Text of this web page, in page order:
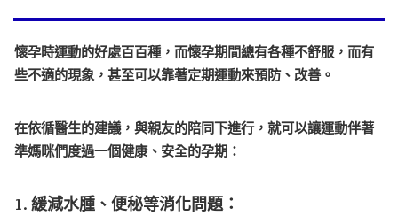
懷孕時運動的好處百百種，而懷孕期間總有各種不舒服，而有
些不適的現象，甚至可以靠著定期運動來預防、改善。
在依循醫生的建議，與親友的陪同下進行，就可以讓運動伴著
準媽咪們度過一個健康、安全的孕期：
1. 緩減水腫、便秘等消化問題：